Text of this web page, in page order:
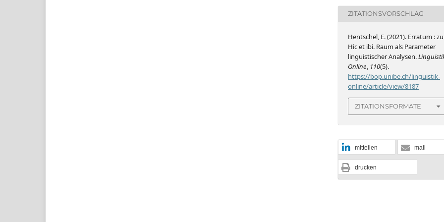
ZITATIONSVORSCHLAG
Hentschel, E. (2021). Erratum : zu
Hic et ibi. Raum als Parameter
linguistischer Analysen.
Online, 110(5).
https://bop.unibe.ch/linguistik-
online/article/view/8187
ZITATIONSFORMATE
mitteilen mail
drucken